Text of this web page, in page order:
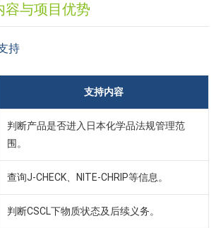
容与项目优势
持
支持内容
判断产品是否进入日本化学品法规管理范
围。
查询J-CHECK、NITE-CHRIP等信息。
判断CSCL下物质状态及后续义务。